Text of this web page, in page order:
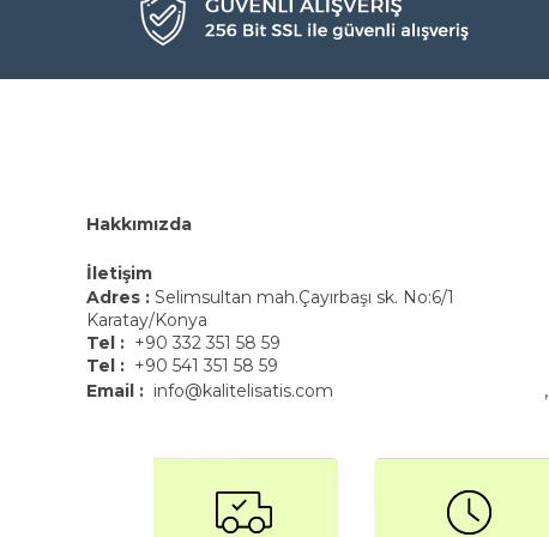
Hakkımızda
İletişim
Adres : Selimsultan mah.Çayırbaşı sk. No:6/1
Karatay/Konya
Tel : +90 332 351 58 59
Tel : +90 541 351 58 59
Email : info@kalitelisatis.com ,